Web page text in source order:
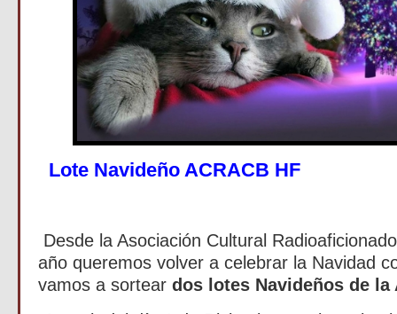
Lote Navideño ACRACB HF
Desde la Asociación Cultural
año queremos volver a celebrar la Navidad
vamos a sortear dos lotes Navideños de la